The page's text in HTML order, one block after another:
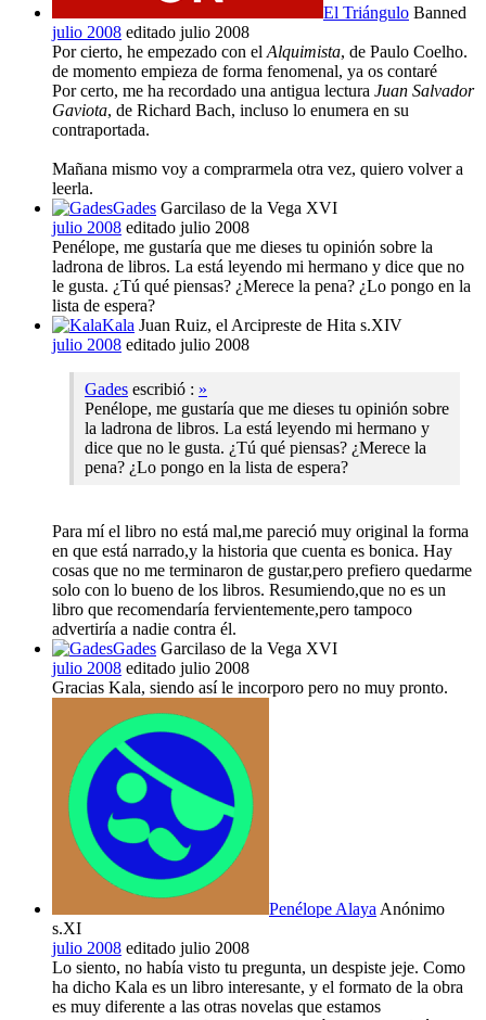
El Triángulo Banned
julio 2008 editado julio 2008
Por cierto, he empezado con el Alquimista, de Paulo Coelho.
de momento empieza de forma fenomenal, ya os contaré
Por certo, me ha recordado una antigua lectura Juan Salvador
Gaviota, de Richard Bach, incluso lo enumera en su
contraportada.
Mañana mismo voy a comprarmela otra vez, quiero volver a
leerla.
Gades Garcilaso de la Vega XVI
julio 2008 editado julio 2008
Penélope, me gustaría que me dieses tu opinión sobre la
ladrona de libros. La está leyendo mi hermano y dice que no
le gusta. ¿Tú qué piensas? ¿Merece la pena? ¿Lo pongo en la
lista de espera?
Kala Juan Ruiz, el Arcipreste de Hita s.XIV
julio 2008 editado julio 2008
Gades escribió : »
Penélope, me gustaría que me dieses tu opinión sobre
la ladrona de libros. La está leyendo mi hermano y
dice que no le gusta. ¿Tú qué piensas? ¿Merece la
pena? ¿Lo pongo en la lista de espera?
Para mí el libro no está mal,me pareció muy original la forma
en que está narrado,y la historia que cuenta es bonica. Hay
cosas que no me terminaron de gustar,pero prefiero quedarme
solo con lo bueno de los libros. Resumiendo,que no es un
libro que recomendaría fervientemente,pero tampoco
advertiría a nadie contra él.
Gades Garcilaso de la Vega XVI
julio 2008 editado julio 2008
Gracias Kala, siendo así le incorporo pero no muy pronto.
Penélope AlayaAnónimo
s.XI
julio 2008 editado julio 2008
Lo siento, no había visto tu pregunta, un despiste jeje. Como
ha dicho Kala es un libro interesante, y el formato de la obra
es muy diferente a las otras novelas que estamos